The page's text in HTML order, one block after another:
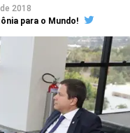
2018
para o Mundo!